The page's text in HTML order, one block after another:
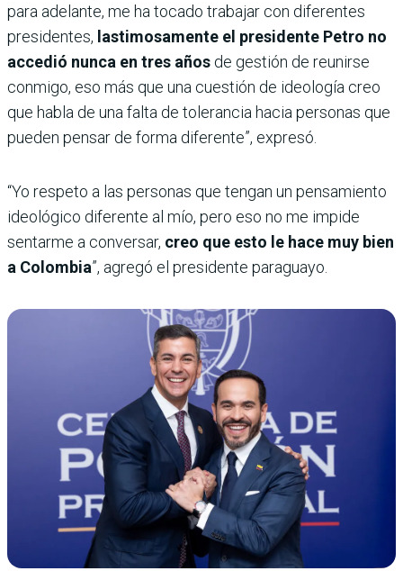
para adelante, me ha tocado trabajar con diferentes
presidentes, lastimosamente el presidente Petro no
accedió nunca en tres años de gestión de reunirse
conmigo, eso más que una cuestión de ideología creo
que habla de una falta de tolerancia hacia personas que
pueden pensar de forma diferente”, expresó.
“Yo respeto a las personas que tengan un pensamiento
ideológico diferente al mío, pero eso no me impide
sentarme a conversar, creo que esto le hace muy bien
a Colombia”, agregó el presidente paraguayo.